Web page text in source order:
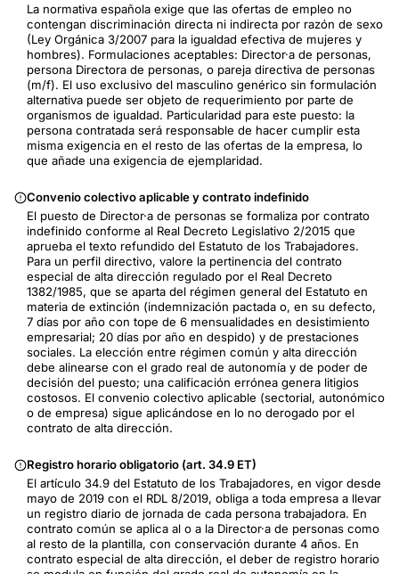
La normativa española exige que las ofertas de empleo no
contengan discriminación directa ni indirecta por razón de sexo
(Ley Orgánica 3/2007 para la igualdad efectiva de mujeres y
hombres). Formulaciones aceptables: Director·a de personas,
persona Directora de personas, o pareja directiva de personas
(m/f). El uso exclusivo del masculino genérico sin formulación
alternativa puede ser objeto de requerimiento por parte de
organismos de igualdad. Particularidad para este puesto: la
persona contratada será responsable de hacer cumplir esta
misma exigencia en el resto de las ofertas de la empresa, lo
que añade una exigencia de ejemplaridad.
Convenio colectivo aplicable y contrato indefinido
El puesto de Director·a de personas se formaliza por contrato
indefinido conforme al Real Decreto Legislativo 2/2015 que
aprueba el texto refundido del Estatuto de los Trabajadores.
Para un perfil directivo, valore la pertinencia del contrato
especial de alta dirección regulado por el Real Decreto
1382/1985, que se aparta del régimen general del Estatuto en
materia de extinción (indemnización pactada o, en su defecto,
7 días por año con tope de 6 mensualidades en desistimiento
empresarial; 20 días por año en despido) y de prestaciones
sociales. La elección entre régimen común y alta dirección
debe alinearse con el grado real de autonomía y de poder de
decisión del puesto; una calificación errónea genera litigios
costosos. El convenio colectivo aplicable (sectorial, autonómico
o de empresa) sigue aplicándose en lo no derogado por el
contrato de alta dirección.
Registro horario obligatorio (art. 34.9 ET)
El artículo 34.9 del Estatuto de los Trabajadores, en vigor desde
mayo de 2019 con el RDL 8/2019, obliga a toda empresa a llevar
un registro diario de jornada de cada persona trabajadora. En
contrato común se aplica al o a la Director·a de personas como
al resto de la plantilla, con conservación durante 4 años. En
contrato especial de alta dirección, el deber de registro horario